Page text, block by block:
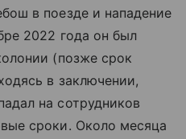
в поезде и нападение
2022 года он был
(позже срок
в заключении,
на сотрудников
сроки. Около месяца